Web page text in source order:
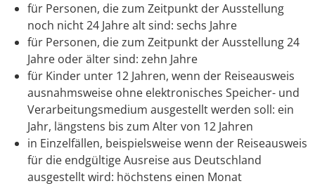
für Personen, die zum Zeitpunkt der Ausstellung
noch nicht 24 Jahre alt sind: sechs Jahre
für Personen, die zum Zeitpunkt der Ausstellung 24
Jahre oder älter sind: zehn Jahre
für Kinder unter 12 Jahren, wenn der Reiseausweis
ausnahmsweise ohne elektronisches Speicher- und
Verarbeitungsmedium ausgestellt werden soll: ein
Jahr, längstens bis zum Alter von 12 Jahren
in Einzelfällen, beispielsweise wenn der Reiseausweis
für die endgültige Ausreise aus Deutschland
ausgestellt wird: höchstens einen Monat